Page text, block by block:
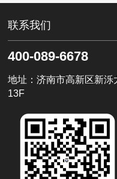
联系我们
400-089-6678
地址：济南市高新区新
13F